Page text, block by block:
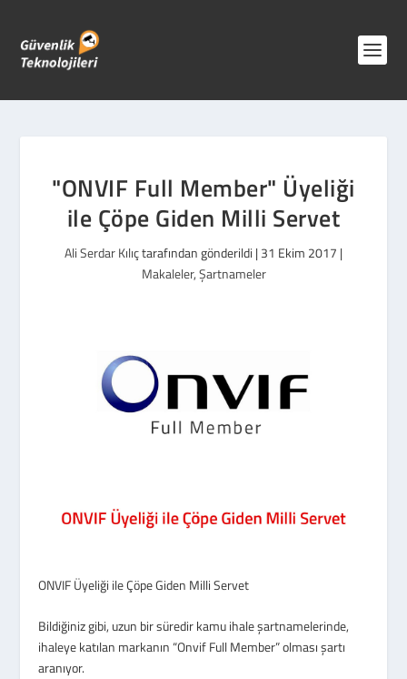
"ONVIF Full Member" Üyeliği
ile Çöpe Giden Milli Servet
Ali Serdar Kılıçtarafından gönderildi |31 Ekim 2017 |
Makaleler,Şartnameler
ONVIF Üyeliği ile Çöpe Giden Milli Servet
Bildiğiniz gibi, uzun bir süredir kamu ihale şartnamelerinde,
ihaleye katılan markanın “Onvif Full Member” olması şartı
aranıyor.